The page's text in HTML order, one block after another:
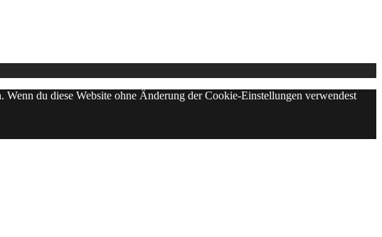
du diese Website ohne Änderung der Cookie-Einstellungen verwendest